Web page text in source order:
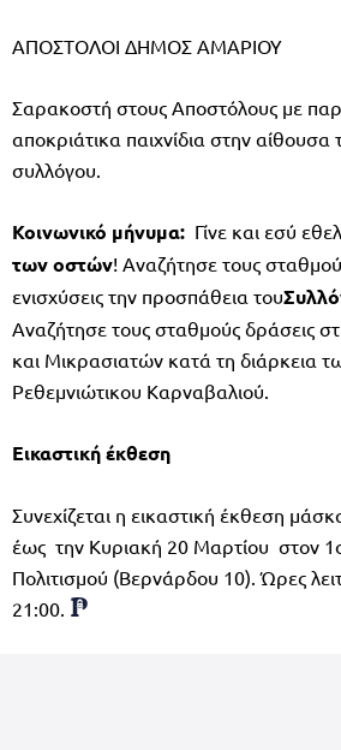
ΑΠΟΣΤΟΛΟΙ ΔΗΜΟΣ ΑΜΑΡΙΟΥ
Σαρακοστή στους Αποστόλους με
αποκριάτικα παιχνίδια στην αίθουσα
συλλόγου.
Κοινωνικό μήνυμα: Γίνε και εσύ
των οστών! Αναζήτησε τους
ενισχύσεις την προσπάθεια του
Αναζήτησε τους σταθμούς δράσεις
και Μικρασιατών κατά τη διάρκεια
Ρεθεμνιώτικου Καρναβαλιού.
Εικαστικήέκθεση
Συνεχίζεται η εικαστική έκθεση
έως την Κυριακή 20 Μαρτίου στον
Πολιτισμού (Βερνάρδου 10). Ώρες
21:00.